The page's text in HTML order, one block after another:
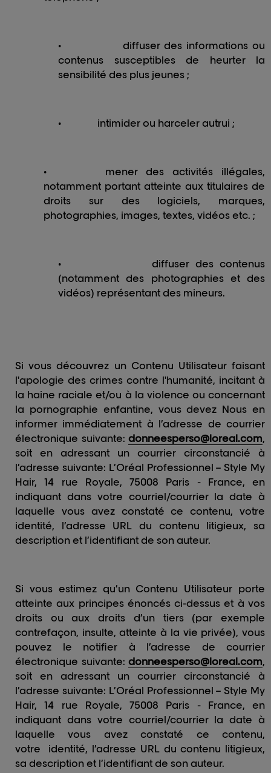
•
diffuser des informations ou
contenus susceptibles de heurter la
sensibilité des plus jeunes ;
• intimider ou harceler autrui ;
•
mener des activités illégales,
notamment portant atteinte aux titulaires de
droits sur des logiciels, marques,
photographies, images, textes, vidéos etc. ;
•
diffuser des contenus
(notamment des photographies et des
vidéos) représentant des mineurs.
Si vous découvrez un Contenu Utilisateur faisant
l'apologie des crimes contre l'humanité, incitant à
la haine raciale et/ou à la violence ou concernant
la pornographie enfantine, vous devez Nous en
informer immédiatement à l’adresse de courrier
électronique suivante: donneesperso@loreal.com,
soit en adressant un courrier circonstancié à
l’adresse suivante: L’Oréal Professionnel – Style My
Hair, 14 rue Royale, 75008 Paris - France, en
indiquant dans votre courriel/courrier la date à
laquelle vous avez constaté ce contenu, votre
identité, l’adresse URL du contenu litigieux, sa
description et l’identifiant de son auteur.
Si vous estimez qu’un Contenu Utilisateur porte
atteinte aux principes énoncés ci-dessus et à vos
droits ou aux droits d’un tiers (par exemple
contrefaçon, insulte, atteinte à la vie privée), vous
pouvez le notifier à l’adresse de courrier
électronique suivante: donneesperso@loreal.com,
soit en adressant un courrier circonstancié à
l’adresse suivante: L’Oréal Professionnel – Style My
Hair, 14 rue Royale, 75008 Paris - France, en
indiquant dans votre courriel/courrier la date à
laquelle vous avez constaté ce contenu,
votre identité, l’adresse URL du contenu litigieux,
sa description et l’identifiant de son auteur.